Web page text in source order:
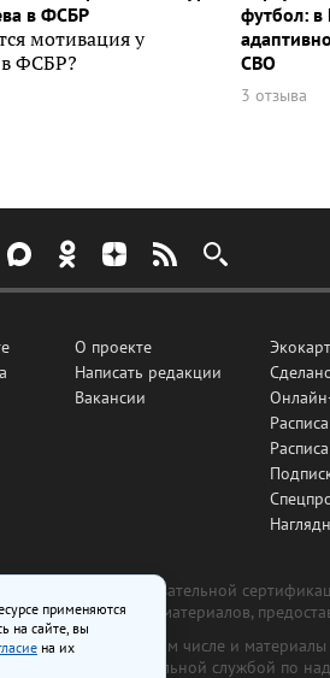
в ФСБР
мотивация у
ФСБР?
футбол: в
СВО
3 отзыва
О проекте
Написать редакции
Вакансии
подлежат обязательной
на основе материалов,
размещаются в том числе и
г., выдан Федеральной службой по
применяются
на сайте, вы
на их